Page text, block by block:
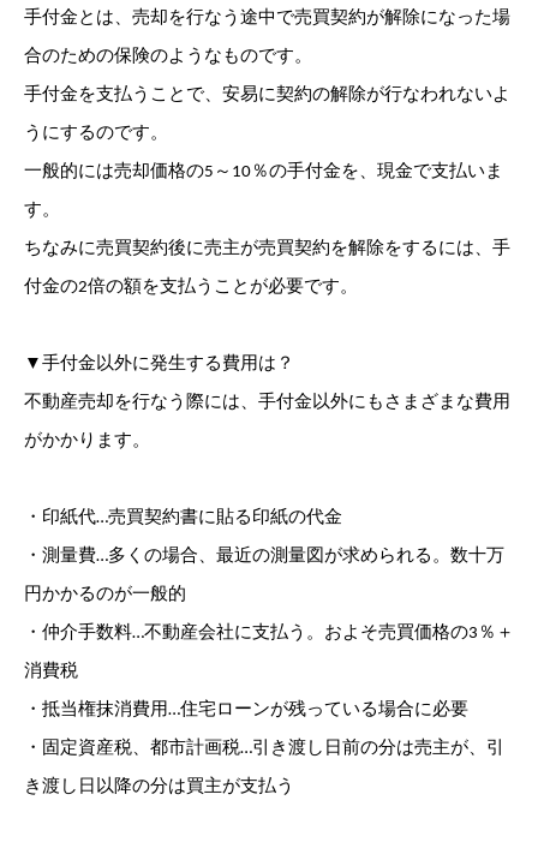
手付金とは、売却を行なう途中で売買契約が解除になった場
合のための保険のようなものです。
手付金を支払うことで、安易に契約の解除が行なわれないよ
うにするのです。
一般的には売却価格の5～10％の手付金を、現金で支払いま
す。
ちなみに売買契約後に売主が売買契約を解除をするには、手
付金の2倍の額を支払うことが必要です。
▼手付金以外に発生する費用は？
不動産売却を行なう際には、手付金以外にもさまざまな費用
がかかります。
・印紙代…売買契約書に貼る印紙の代金
・測量費…多くの場合、最近の測量図が求められる。数十万
円かかるのが一般的
・仲介手数料…不動産会社に支払う。およそ売買価格の3％＋
消費税
・抵当権抹消費用…住宅ローンが残っている場合に必要
・固定資産税、都市計画税…引き渡し日前の分は売主が、引
き渡し日以降の分は買主が支払う